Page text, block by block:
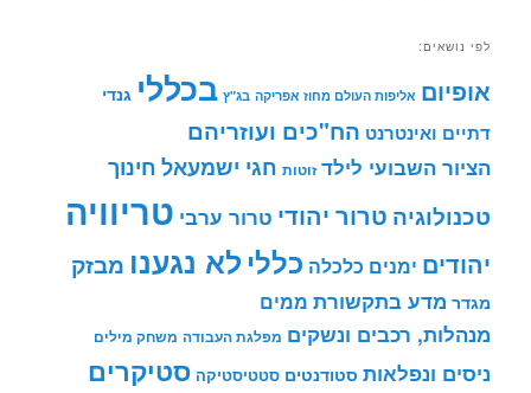
לפי נושאים:
אופיום אליפות העולם מחוז אפריקה בג"ץ בכללי גנדי
דתיים ואינטרנט הח"כים ועוזריהם
הציור השבועי לילד זוטות חגי ישמעאל חינוך
טכנולוגיה טרור יהודי טרור ערבי טריוויה
יהודים ימנים כלכלה כללי לא נגענו מבזק
מגדר מדע בתקשורת ממים
מנהלות, רכבים ונשקים מפלגת העבודה משחק מילים
ניסים ונפלאות סטודנטים סטטיסטיקה סטיקרים